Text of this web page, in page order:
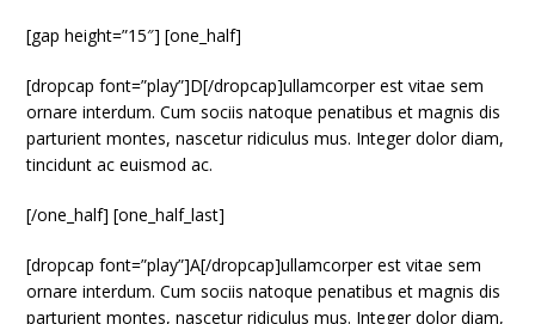
[gap height=”15″] [one_half]
[dropcap font=”play”]D[/dropcap]ullamcorper est vitae sem
ornare interdum. Cum sociis natoque penatibus et magnis dis
parturient montes, nascetur ridiculus mus. Integer dolor diam,
tincidunt ac euismod ac.
[/one_half] [one_half_last]
[dropcap font=”play”]A[/dropcap]ullamcorper est vitae sem
ornare interdum. Cum sociis natoque penatibus et magnis dis
parturient montes, nascetur ridiculus mus. Integer dolor diam,